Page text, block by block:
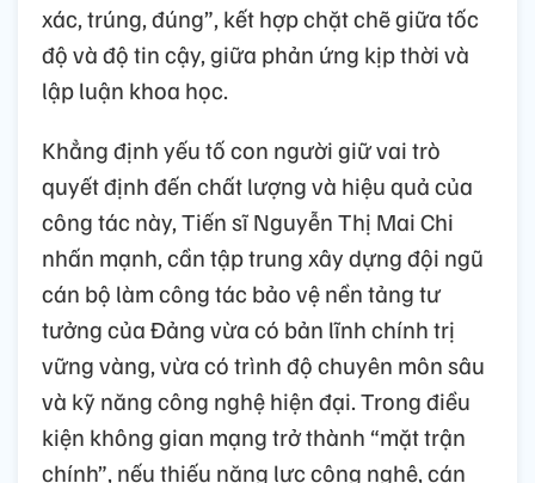
xác, trúng, đúng”, kết hợp chặt chẽ giữa tốc
độ và độ tin cậy, giữa phản ứng kịp thời và
lập luận khoa học.
Khẳng định yếu tố con người giữ vai trò
quyết định đến chất lượng và hiệu quả của
công tác này, Tiến sĩ Nguyễn Thị Mai Chi
nhấn mạnh, cần tập trung xây dựng đội ngũ
cán bộ làm công tác bảo vệ nền tảng tư
tưởng của Đảng vừa có bản lĩnh chính trị
vững vàng, vừa có trình độ chuyên môn sâu
và kỹ năng công nghệ hiện đại. Trong điều
kiện không gian mạng trở thành “mặt trận
chính”, nếu thiếu năng lực công nghệ, cán